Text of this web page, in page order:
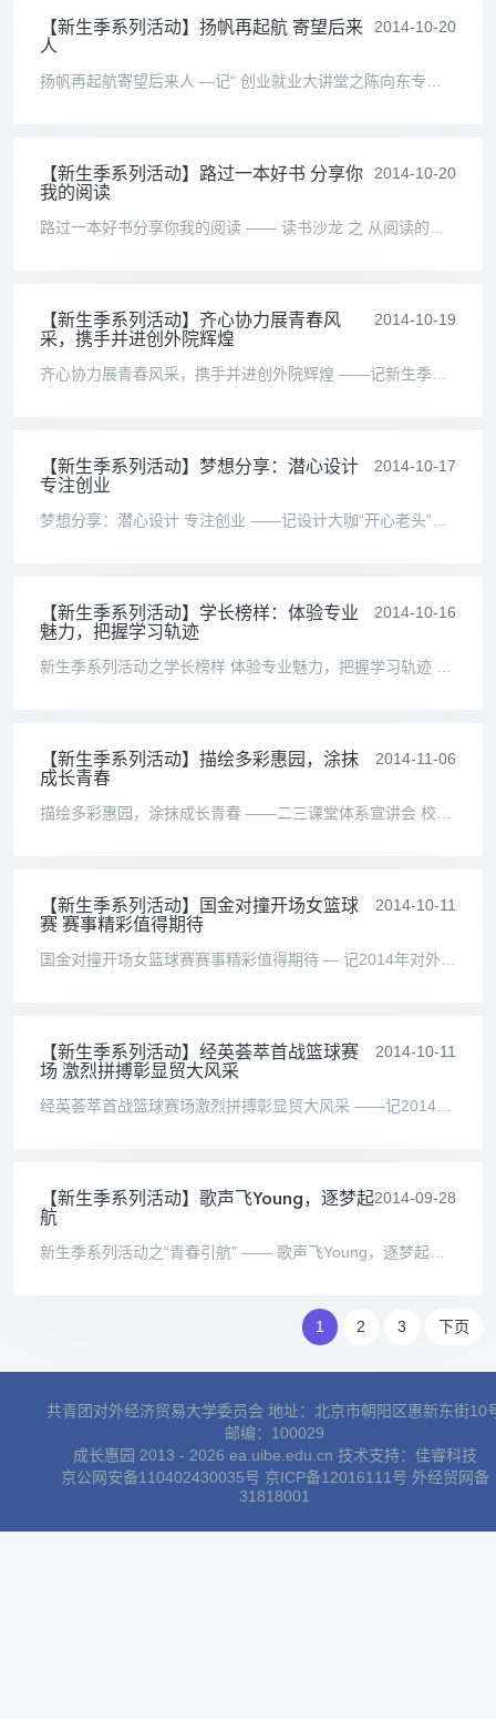
2014-10-20
【新生季系列活动】扬帆再起航 寄望后来
人
2014-10-20
【新生季系列活动】路过一本好书 分享你
我的阅读
2014-10-19
【新生季系列活动】齐心协力展青春风
采，携手并进创外院辉煌
2014-10-17
【新生季系列活动】梦想分享：潜心设计
专注创业
2014-10-16
【新生季系列活动】学长榜样：体验专业
魅力，把握学习轨迹
2014-11-06
【新生季系列活动】描绘多彩惠园，涂抹
成长青春
2014-10-11
【新生季系列活动】国金对撞开场女篮球
赛 赛事精彩值得期待
2014-10-11
【新生季系列活动】经英荟萃首战篮球赛
场 激烈拼搏彰显贸大风采
2014-09-28
【新生季系列活动】歌声飞Young，逐梦起
航
1 2 3 下页
共青团对外经济贸易大学委员会 地址：北京市朝阳区惠新东街10
邮编：100029
成长惠园 2013 - 2026 ea.uibe.edu.cn 技术支持： 佳睿科技
京公网安备110402430035号 京ICP备12016111号 外经贸网备
31818001